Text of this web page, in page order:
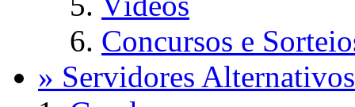
Concursos e
» Servidores